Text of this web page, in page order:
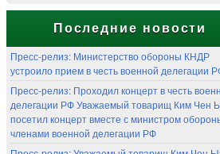
Последние новости
Пресс-релиз: Министерство обороны КНДР
устроило прием в честь военной делегации
Пресс-релиз: Проходил концерт в честь
делегации РФ Уважаемый товарищ Ким Чен
посетил концерт вместе с министром
членами военной делегации РФ